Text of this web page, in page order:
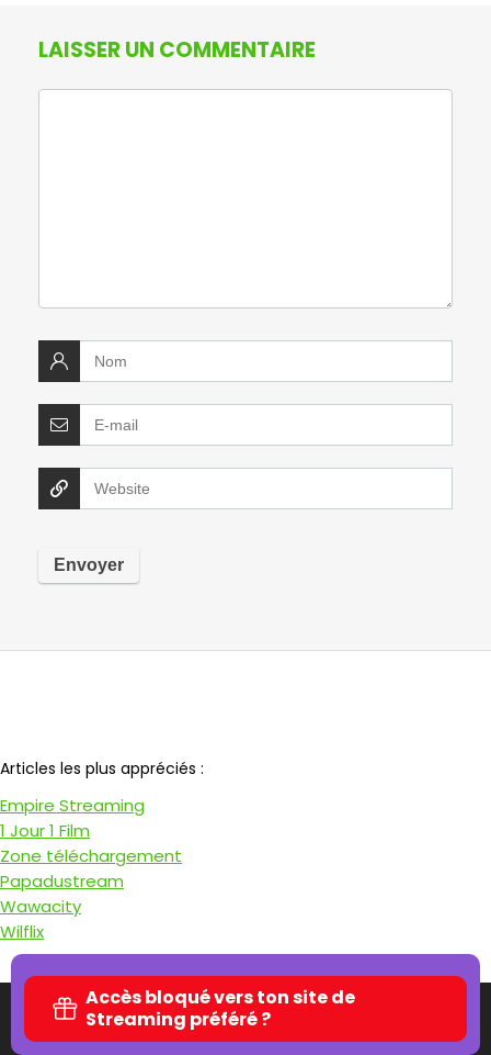
LAISSER UN COMMENTAIRE
Articles les plus appréciés :
Empire Streaming
1 Jour 1 Film
Zone téléchargement
Papadustream
Wawacity
Wilflix
2026 Gamerzvoice.fr - Tous droits réservés -
Politique de Cookies
Accès bloqué vers ton site de
Streaming préféré ?